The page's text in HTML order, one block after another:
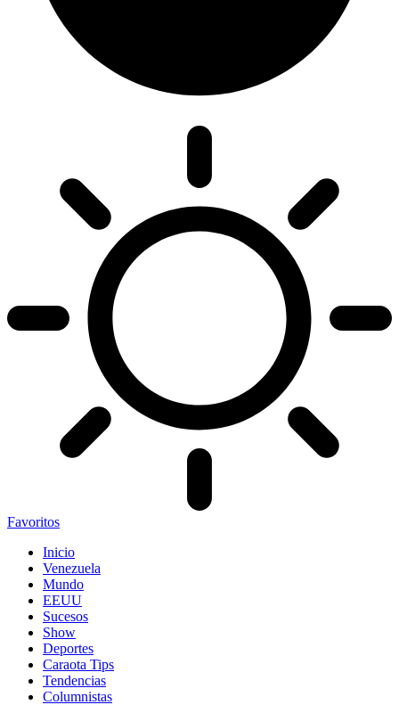
Favoritos
Inicio
Venezuela
Mundo
EEUU
Sucesos
Show
Deportes
Caraota Tips
Tendencias
Columnistas